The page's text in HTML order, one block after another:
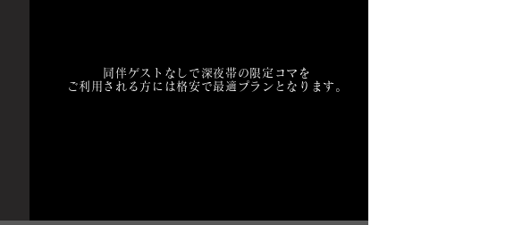
同伴ゲストなしで深夜帯の限定コマを
ご利用される方には格安で最適プランとなります。